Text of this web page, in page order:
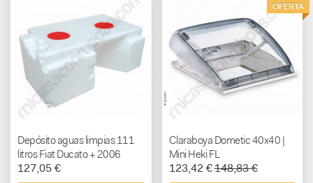
Depósito aguas limpias 111
litros Fiat Ducato + 2006
127,05 €
OFERTA
Claraboya Dometic 40x40 |
Mini Heki FL
123,42 €148,83 €